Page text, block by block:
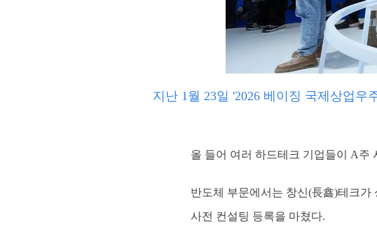
지난 1월 23일 '2026 베이징 국제상업
올 들어 여러 하드테크 기업들이 A주
반도체 부문에서는 창신(長鑫)테크
사전 컨설팅 등록을 마쳤다.